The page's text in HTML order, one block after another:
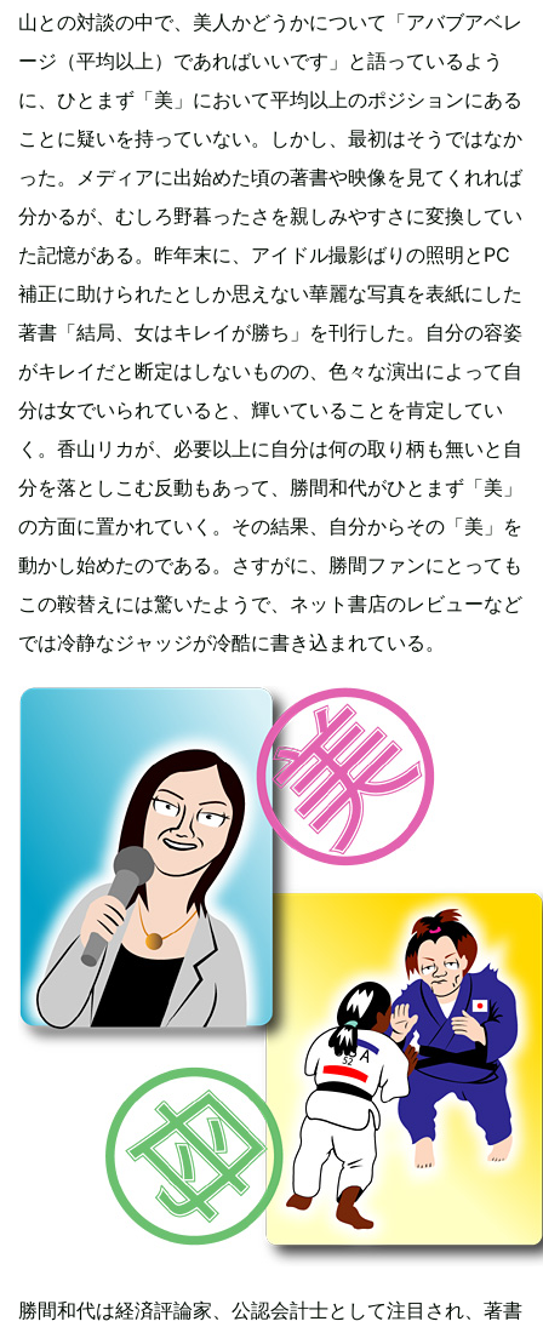
山との対談の中で、美人かどうかについて「アバブアベレ
ージ（平均以上）であればいいです」と語っているよう
に、ひとまず「美」において平均以上のポジションにある
ことに疑いを持っていない。しかし、最初はそうではなか
った。メディアに出始めた頃の著書や映像を見てくれれば
分かるが、むしろ野暮ったさを親しみやすさに変換してい
た記憶がある。昨年末に、アイドル撮影ばりの照明とPC
補正に助けられたとしか思えない華麗な写真を表紙にした
著書「結局、女はキレイが勝ち」を刊行した。自分の容姿
がキレイだと断定はしないものの、色々な演出によって自
分は女でいられていると、輝いていることを肯定してい
く。香山リカが、必要以上に自分は何の取り柄も無いと自
分を落としこむ反動もあって、勝間和代がひとまず「美」
の方面に置かれていく。その結果、自分からその「美」を
動かし始めたのである。さすがに、勝間ファンにとっても
この鞍替えには驚いたようで、ネット書店のレビューなど
では冷静なジャッジが冷酷に書き込まれている。
勝間和代は経済評論家、公認会計士として注目され、著書